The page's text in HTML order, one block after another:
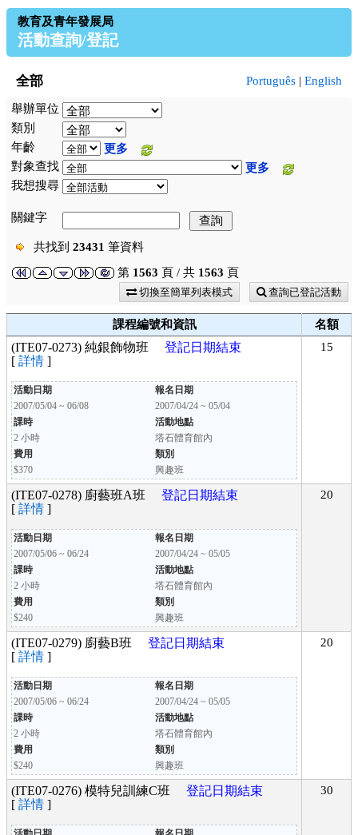
教育及青年發展局
活動查詢/登記
全部 Português | English
舉辦單位
類別
年齡
更多
對象查找
更多
我想搜尋
關鍵字
共找到 23431 筆資料
第 1563 頁 / 共 1563 頁
切換至簡單列表模式 查詢已登記活動
課程編號和資訊 名額
(ITE07-0273) 純銀飾物班 登記日期結束
[ 詳情 ]
活動日期
報名日期
2007/05/04 ~ 06/08
2007/04/24 ~ 05/04
課時
活動地點
2 小時
塔石體育館內
費用
類別
$370
興趣班
15
(ITE07-0278) 廚藝班A班 登記日期結束
[ 詳情 ]
活動日期
報名日期
2007/05/06 ~ 06/24
2007/04/24 ~ 05/05
課時
活動地點
2 小時
塔石體育館內
費用
類別
$240
興趣班
20
(ITE07-0279) 廚藝B班 登記日期結束
[ 詳情 ]
活動日期
報名日期
2007/05/06 ~ 06/24
2007/04/24 ~ 05/05
課時
活動地點
2 小時
塔石體育館內
費用
類別
$240
興趣班
20
(ITE07-0276) 模特兒訓練C班 登記日期結束
[ 詳情 ]
30